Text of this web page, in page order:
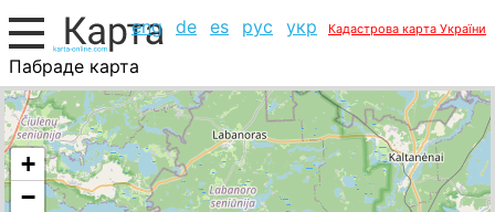
eng de es рус укр Кадастрова карта України
Пабраде карта
Литва, список міст
+
−